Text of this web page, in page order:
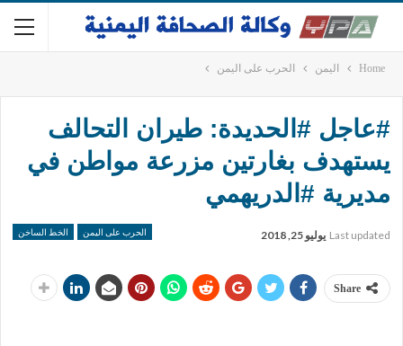
Home اليمن الحرب على اليمن
#عاجل #الحديدة: طيران التحالف
يستهدف بغارتين مزرعة مواطن في
مديرية #الدريهمي
الحرب على اليمن الخط الساخن Last updated يوليو 25, 2018
Share